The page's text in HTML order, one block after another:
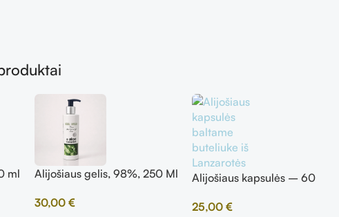
ml Alijošiaus gelis, 98%, 250 Ml
30,00 €
Alijošiaus kapsulės – 60
25,00 €